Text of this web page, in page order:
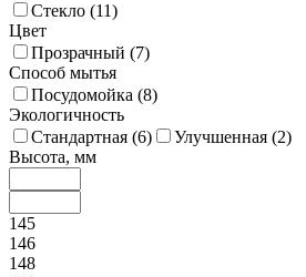
Стекло (11)
Цвет
Прозрачный (7)
Способ мытья
Посудомойка (8)
Экологичность
Стандартная (6) Улучшенная (2)
Высота, мм
145
146
148